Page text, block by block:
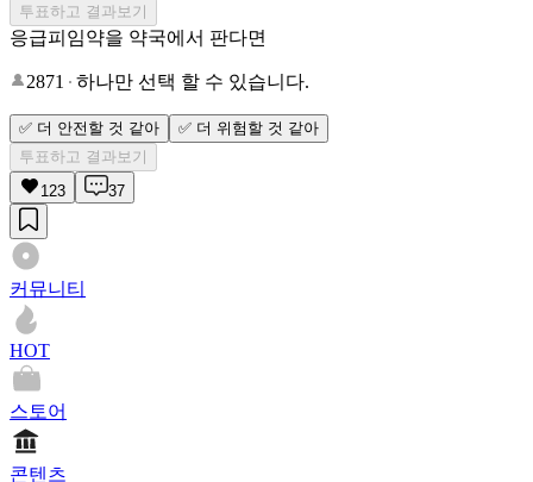
투표하고 결과보기
응급피임약을 약국에서 판다면
2871 하나만 선택 할 수 있습니다.
✅ 더 안전할 것 같아
✅ 더 위험할 것 같아
투표하고 결과보기
123
37
커뮤니티
HOT
스토어
콘텐츠